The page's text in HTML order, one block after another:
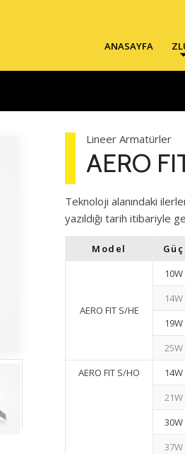
ANASAYFA
Lineer Armatürler
AERO
Teknoloji alanındaki
yazıldığı tarih itibariyle
Model Güç
AERO FIT S/HE
10W
14W
19W
25W
AERO FIT S/HO
14W
21W
30W
37W